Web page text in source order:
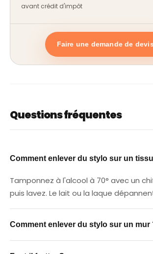
avant crédit d'impôt
Faire une demande de
Questions fréquentes
Comment enlever du stylo
Comment enlever du stylo sur un
Tamponnez à l'alcool à 70° avec un
puis lavez. Le lait ou la laque
Comment enlever du stylo sur un mur